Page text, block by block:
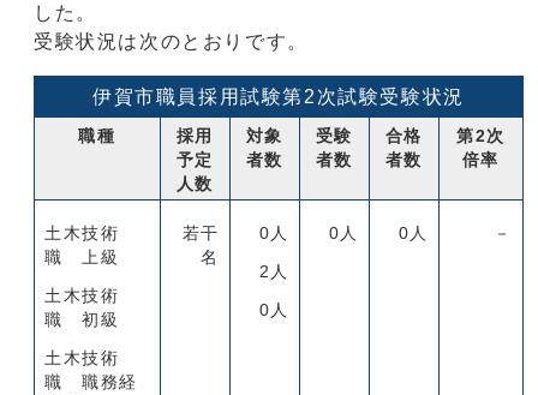
した。
受験状況は次のとおりです。
伊賀市職員採用試験第2次試験受験状況
職種
採用
予定
人数
対象
者数
受験
者数
合格
者数
第2次
倍率
土木技術
職 上級
土木技術
職 初級
土木技術
職 職務経
若干
名
0人
2人
0人
0人 0人 －